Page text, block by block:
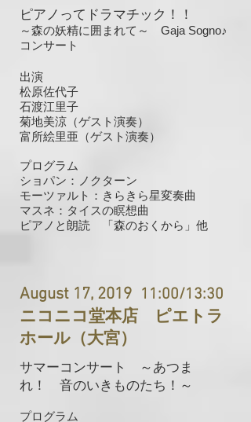
ピアノってドラマチック！！
～森の妖精に囲まれて～ Gaja Sogno♪
コンサート
出演
松原佐代子
石渡江里子
菊地美涼（ゲスト演奏）
富所絵里亜（ゲスト演奏）
プログラム
ショパン：ノクターン
モーツァルト：きらきら星変奏曲
マスネ：タイスの瞑想曲
ピアノと朗読 「森のおくから」他
August 17, 2019 11:00/13:30
ニコニコ堂本店 ピエトラ
ホール（大宮）
サマーコンサート ～あつま
れ！ 音のいきものたち！～
プログラム